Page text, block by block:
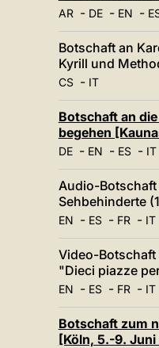
AR- DE- EN -
Botschaft an
Kyrill und
CS- IT
Botschaft an
begehen
DE- EN - ES- IT
Audio-
Sehbehinderte
EN - ES- FR- IT
Video-Botschaft
"Dieci piazze
EN - ES- FR- IT
Botschaft zum
[Köln, 5.-9.